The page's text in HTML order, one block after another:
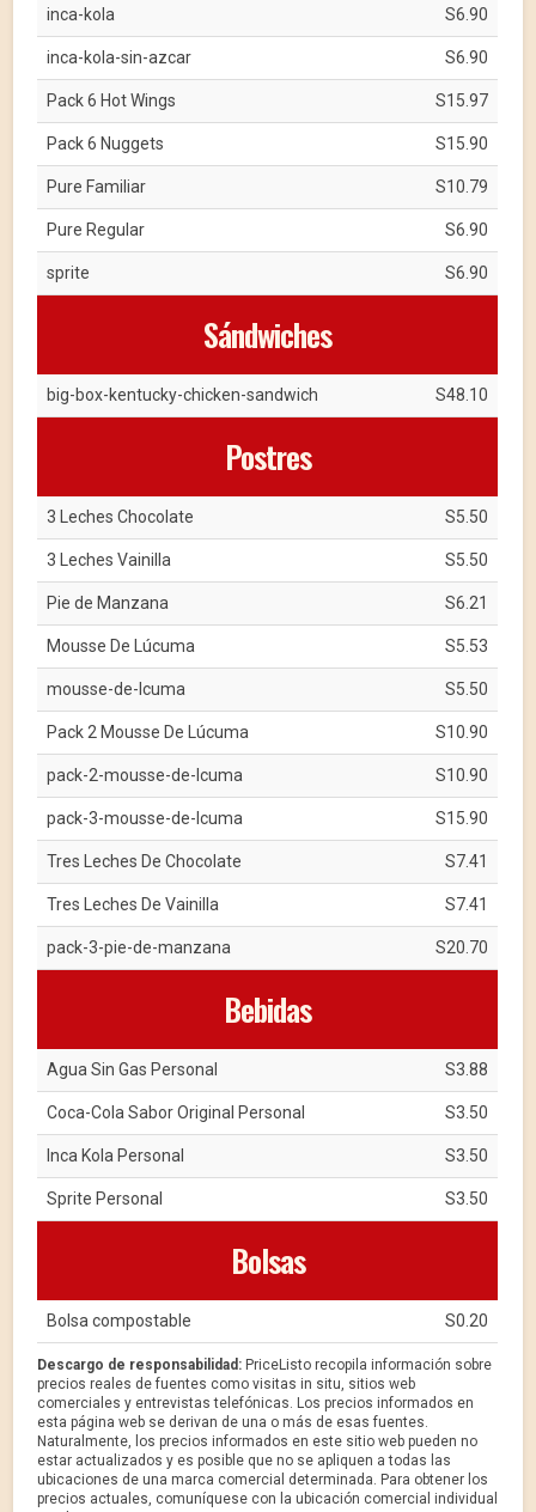
inca-kola S6.90
inca-kola-sin-azcar S6.90
Pack 6 Hot Wings S15.97
Pack 6 Nuggets S15.90
Pure Familiar S10.79
Pure Regular S6.90
sprite S6.90
Sándwiches
big-box-kentucky-chicken-sandwich S48.10
Postres
3 Leches Chocolate S5.50
3 Leches Vainilla S5.50
Pie de Manzana S6.21
Mousse De Lúcuma S5.53
mousse-de-lcuma S5.50
Pack 2 Mousse De Lúcuma S10.90
pack-2-mousse-de-lcuma S10.90
pack-3-mousse-de-lcuma S15.90
Tres Leches De Chocolate S7.41
Tres Leches De Vainilla S7.41
pack-3-pie-de-manzana S20.70
Bebidas
Agua Sin Gas Personal S3.88
Coca-Cola Sabor Original Personal S3.50
Inca Kola Personal S3.50
Sprite Personal S3.50
Bolsas
Bolsa compostable S0.20
Descargo de responsabilidad: PriceListo recopila información sobre
precios reales de fuentes como visitas in situ, sitios web
comerciales y entrevistas telefónicas. Los precios informados en
esta página web se derivan de una o más de esas fuentes.
Naturalmente, los precios informados en este sitio web pueden no
estar actualizados y es posible que no se apliquen a todas las
ubicaciones de una marca comercial determinada. Para obtener los
precios actuales, comuníquese con la ubicación comercial individual